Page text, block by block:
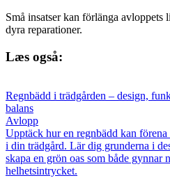
Små insatser kan förlänga
dyra reparationer.
Læs også:
Regnbädd i trädgården – design,
balans
Avlopp
Upptäck hur en regnbädd kan
i din trädgård. Lär dig grunderna i
skapa en grön oas som både gynnar
helhetsintrycket.